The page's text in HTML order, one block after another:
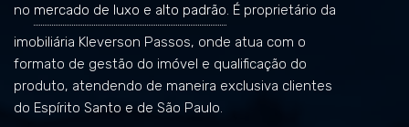
no mercado de luxo e alto padrão . É proprietário da
imobiliária Kleverson Passos, onde atua com o
formato de gestão do imóvel e qualificação do
produto, atendendo de maneira exclusiva clientes
do Espírito Santo e de São Paulo.